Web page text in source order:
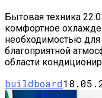
Бытовая техника
комфортное
необходимостью
благоприятной
области
buildboard